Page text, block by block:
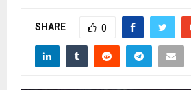
SHARE 0